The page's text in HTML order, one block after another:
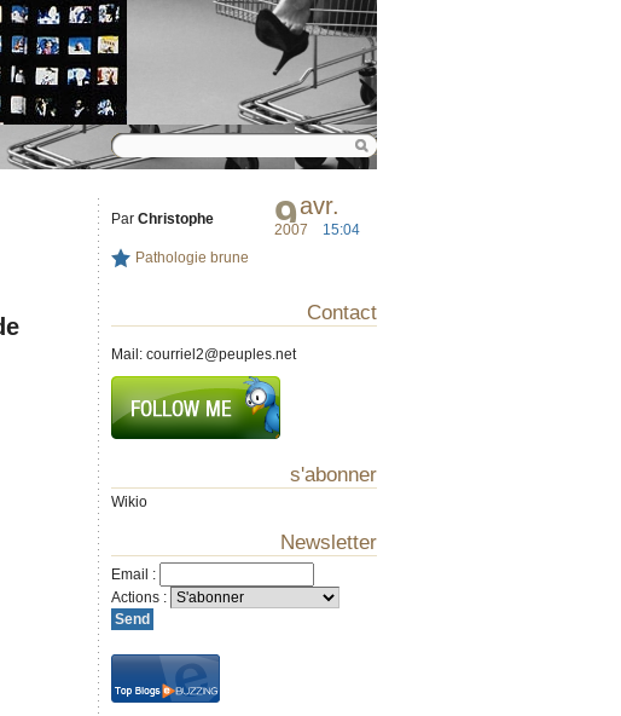
9avr.
2007 15:04
Par Christophe
Pathologie brune
Contact
Mail: courriel2@peuples.net
s'abonner
Wikio
Newsletter
Email :
Actions :